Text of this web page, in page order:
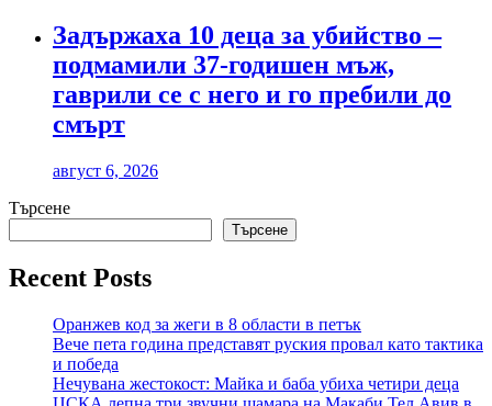
Задържаха 10 деца за убийство –
подмамили 37-годишен мъж,
гаврили се с него и го пребили до
смърт
август 6, 2026
Търсене
Търсене
Recent Posts
Оранжев код за жеги в 8 области в петък
Вече пета година представят руския провал като тактика
и победа
Нечувана жестокост: Майка и баба убиха четири деца